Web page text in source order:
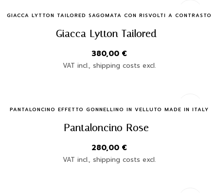
Quick Buy
GIACCA LYTTON TAILORED SAGOMATA CON RISVOLTI A CONTRASTO
Giacca Lytton Tailored
380,00 €
VAT incl., shipping costs excl.
Quick Buy
PANTALONCINO EFFETTO GONNELLINO IN VELLUTO MADE IN ITALY
Pantaloncino Rose
280,00 €
VAT incl., shipping costs excl.